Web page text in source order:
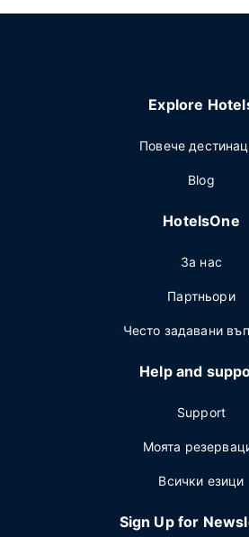
Explore
Повече
Blog
HotelsOne
За нас
Партньори
Често задавани
Help and
Support
Моята
Всички езици
Sign Up for